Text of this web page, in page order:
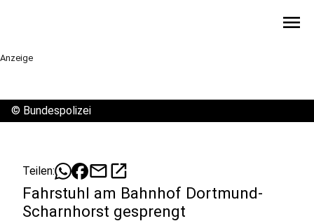
menu
Anzeige
© Bundespolizei
Teilen: mailopen_in_new
Fahrstuhl am Bahnhof Dortmund-
Scharnhorst gesprengt